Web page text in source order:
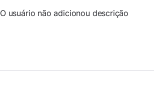
O usuário não adicionou descrição